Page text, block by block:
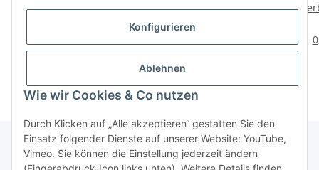
Konfigurieren
Ablehnen
Wie wir Cookies & Co nutzen
Durch Klicken auf „Alle akzeptieren“ gestatten Sie den
Einsatz folgender Dienste auf unserer Website: YouTube,
Vimeo. Sie können die Einstellung jederzeit ändern
Verbindungsschraube
mit Kloben M6 x 100mm,
Verbindungsschraube
mit Kloben, M6 x 100
4,19 €